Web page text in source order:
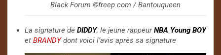
Black Forum ©️freep.com / Bantouqueen
La signature de DIDDY, le jeune rappeurNBA Young BOY
et BRANDYdont voici l’avis après sa signature